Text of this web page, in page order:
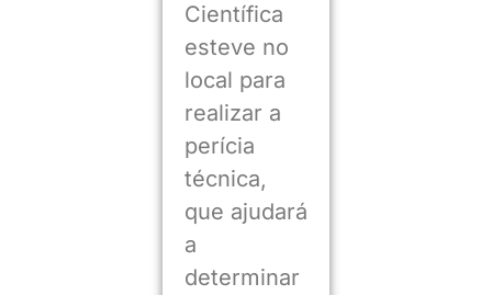
Científica
esteve no
local para
realizar a
perícia
técnica,
que ajudará
a
determinar